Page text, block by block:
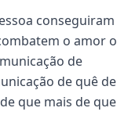
conseguiram
o amor o
de
de quê de
que mais de que